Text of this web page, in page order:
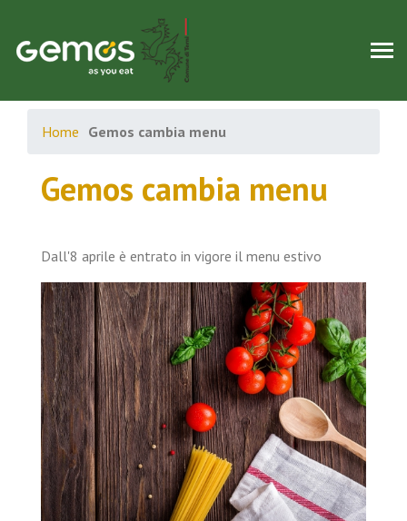
Home Gemos cambia menu
Gemos cambia menu
Dall'8 aprile è entrato in vigore il menu estivo